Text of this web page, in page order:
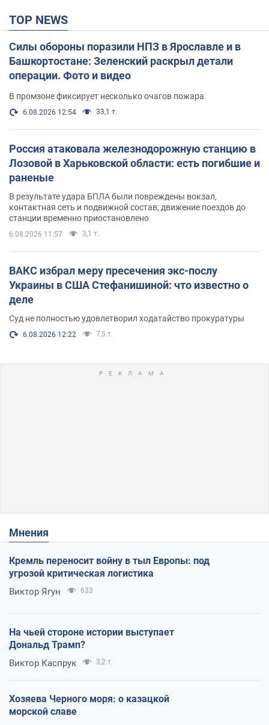
TOP NEWS
Силы обороны поразили НПЗ в Ярославле и в
Башкортостане: Зеленский раскрыл детали
операции. Фото и видео
В промзоне фиксирует несколько очагов пожара
6.08.2026 12:54 33,1 т.
Россия атаковала железнодорожную станцию в
Лозовой в Харьковской области: есть погибшие и
раненые
В результате удара БПЛА были повреждены вокзал,
контактная сеть и подвижной состав; движение поездов до
станции временно приостановлено
6.08.2026 11:57 3,1 т.
ВАКС избрал меру пресечения экс-послу
Украины в США Стефанишиной: что известно о
деле
Суд не полностью удовлетворил ходатайство прокуратуры
6.08.2026 12:22 7,5 т.
Мнения
Кремль переносит войну в тыл Европы: под
угрозой критическая логистика
Виктор Ягун 633
На чьей стороне истории выступает
Дональд Трамп?
Виктор Каспрук 3,2 т.
Хозяева Черного моря: о казацкой
морской славе